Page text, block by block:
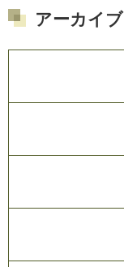
アーカイブ